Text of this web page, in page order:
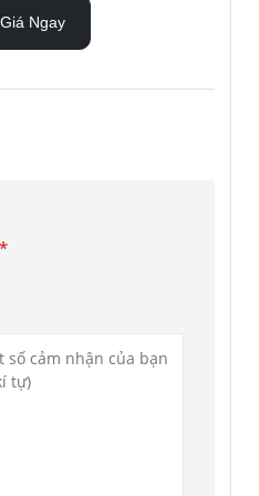
hệ trước với tấm nền Dynamic
màn hình gập bằng cách
màn hình còn giúp giảm nếp
bị gợn khi vuốt như thế hệ
Ngay
*